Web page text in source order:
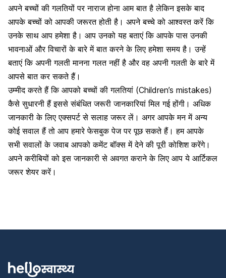
अपने बच्चों की गलतियों पर नाराज होना आम बात है लेकिन इसके बाद
आपके बच्चों को आपकी जरूरत होती है। अपने बच्चे को आश्वस्त करें कि
उनके साथ आप हमेशा है। आप उनको यह बताएं कि आपके पास उनकी
भावनाओं और विचारों के बारे में बात करने के लिए हमेशा समय है। उन्हें
बताएं कि अपनीगलती मानना गलत नहीं है और वह अपनी गलती के बारे में
आपसे बात कर सकते हैं।
उम्मीद करते हैं कि आपको बच्चों की गलतियां (Children’s mistakes)
कैसे सुधारनी हैं इससे संबंधित जरूरी जानकारियां मिल गई होंगी। अधिक
जानकारी के लिए एक्सपर्ट से सलाह जरूर लें। अगर आपके मन में अन्य
कोई सवाल हैं तो आप हमारे फेसबुक पेज पर पूछ सकते हैं। हम आपके
सभी सवालों के जवाब आपको कमेंट बॉक्स में देने की पूरी कोशिश करेंगे।
अपने करीबियों को इस जानकारी से अवगत कराने के लिए आप ये आर्टिकल
जरूर शेयर करें।